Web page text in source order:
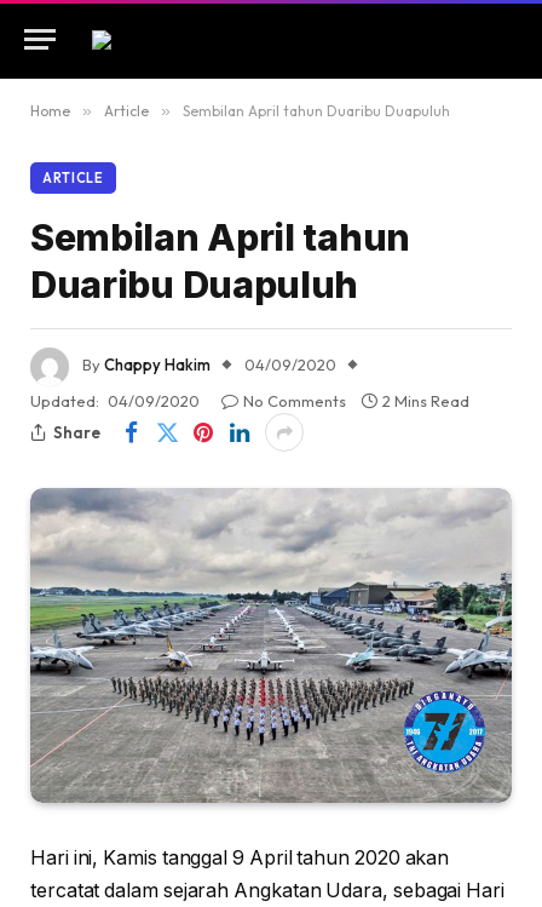
Home » Article » Sembilan April tahun Duaribu Duapuluh
ARTICLE
Sembilan April tahun
Duaribu Duapuluh
ByChappy Hakim
04/09/2020
Updated: 04/09/2020 No Comments
2 Mins Read
Share
Hari ini, Kamis tanggal 9 April tahun 2020 akan
tercatat dalam sejarah Angkatan Udara, sebagai Hari